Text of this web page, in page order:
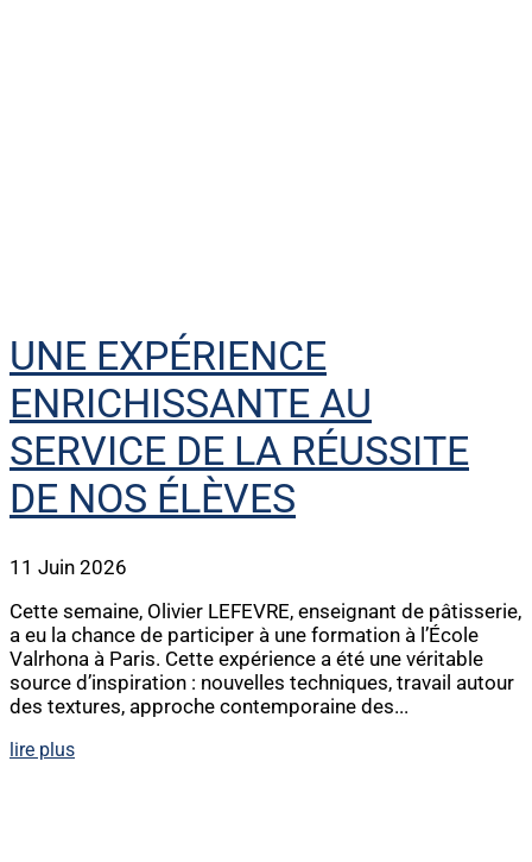
UNE EXPÉRIENCE
ENRICHISSANTE AU
SERVICE DE LA RÉUSSITE
DE NOS ÉLÈVES
11 Juin 2026
Cette semaine, Olivier LEFEVRE, enseignant de pâtisserie,
a eu la chance de participer à une formation à l’École
Valrhona à Paris. Cette expérience a été une véritable
source d’inspiration : nouvelles techniques, travail autour
des textures, approche contemporaine des...
lire plus